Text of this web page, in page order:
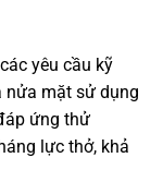
yêu cầu kỹ
nửa mặt sử dụng
ứng thử
lực thở, khả